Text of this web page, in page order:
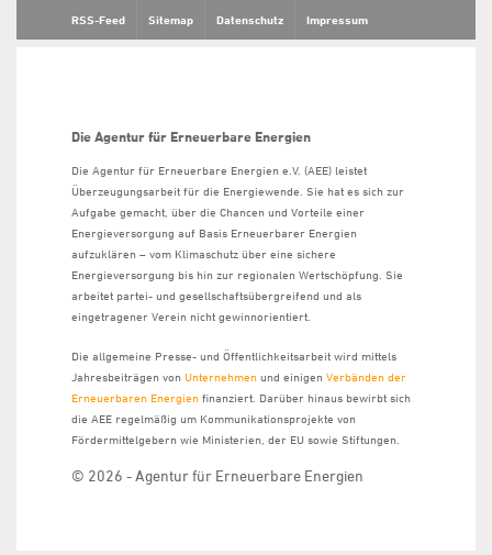
RSS-Feed Sitemap Datenschutz Impressum
Die Agentur für Erneuerbare Energien
Die Agentur für Erneuerbare Energien e.V. (AEE) leistet
Überzeugungsarbeit für die Energiewende. Sie hat es sich zur
Aufgabe gemacht, über die Chancen und Vorteile einer
Energieversorgung auf Basis Erneuerbarer Energien
aufzuklären – vom Klimaschutz über eine sichere
Energieversorgung bis hin zur regionalen Wertschöpfung. Sie
arbeitet partei- und gesellschaftsübergreifend und als
eingetragener Verein nicht gewinnorientiert.
Die allgemeine Presse- und Öffentlichkeitsarbeit wird mittels
Jahresbeiträgen von Unternehmen und einigen Verbänden der
Erneuerbaren Energien finanziert. Darüber hinaus bewirbt sich
die AEE regelmäßig um Kommunikationsprojekte von
Fördermittelgebern wie Ministerien, der EU sowie Stiftungen.
© 2026 - Agentur für Erneuerbare Energien